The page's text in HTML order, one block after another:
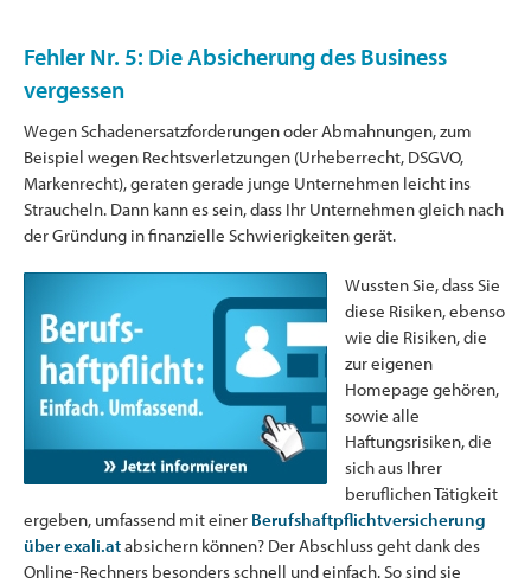
Fehler Nr. 5: Die Absicherung des Business
vergessen
Wegen Schadenersatzforderungen oder Abmahnungen, zum
Beispiel wegen Rechtsverletzungen (Urheberrecht, DSGVO,
Markenrecht), geraten gerade junge Unternehmen leicht ins
Straucheln. Dann kann es sein, dass Ihr Unternehmen gleich nach
der Gründung in finanzielle Schwierigkeiten gerät.
Wussten Sie, dass Sie
diese Risiken, ebenso
wie die Risiken, die
zur eigenen
Homepage gehören,
sowie alle
Haftungsrisiken, die
sich aus Ihrer
beruflichen Tätigkeit
ergeben, umfassend mit einer Berufshaftpflichtversicherung
über exali.atabsichern können? Der Abschluss geht dank des
Online-Rechners besonders schnell und einfach. So sind sie